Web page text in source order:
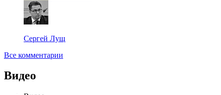
Сергей Лущ
Все комментарии
Видео